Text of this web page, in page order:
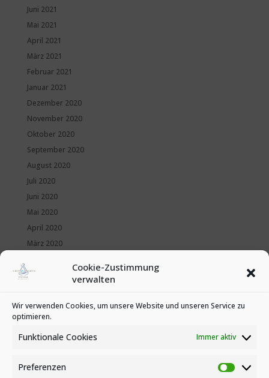
Cookie-Zustimmung
verwalten
Wir verwenden Cookies, um unsere Website und unseren Service zu
optimieren.
Funktionale Cookies Immer aktiv
Preferenzen
Juni 2021
Mai 2021
April 2021
März 2021
Februar 2021
Januar 2021
Dezember 2020
November 2020
Oktober 2020
September 2020
August 2020
Juli 2020
Juni 2020
Mai 2020
April 2020
März 2020
Januar 2020
Kategorien
News
Veranstaltungen